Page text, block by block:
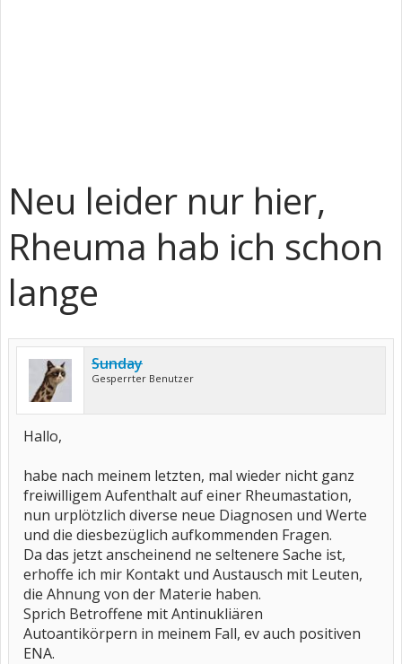
Neu leider nur hier,
Rheuma hab ich schon
lange
Sunday
Gesperrter Benutzer
Hallo,
habe nach meinem letzten, mal wieder nicht ganz
freiwilligem Aufenthalt auf einer Rheumastation,
nun urplötzlich diverse neue Diagnosen und Werte
und die diesbezüglich aufkommenden Fragen.
Da das jetzt anscheinend ne seltenere Sache ist,
erhoffe ich mir Kontakt und Austausch mit Leuten,
die Ahnung von der Materie haben.
Sprich Betroffene mit Antinukliären
Autoantikörpern in meinem Fall, ev auch positiven
ENA.